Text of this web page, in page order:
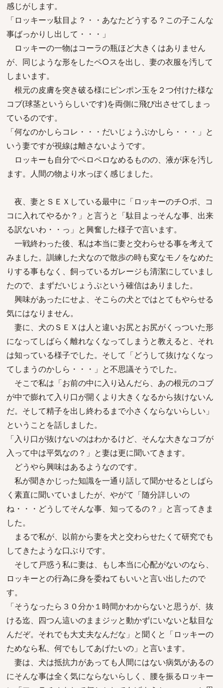
感じがします。
「ロッキーッ駄目よ？・・あなたどうする？この子こんな
事ばっかりし出して・・・」
ロッキーの一物はコーラの瓶ほど大きくはありません
が、同じような形をしたペ○スを出し、妻の衣服を汚して
しまいます。
根元の皮膚を突き破る様にピンポン玉を２つ付けた様な
コブ(球茎というらしいです)を両側に飛び出させてしまっ
ているのです。
「何なのかしらコレ・・・だいじょうぶかしら・・・」と
いう妻ですが視線は離さないようです。
ロッキーも自分でペロペロなめるものの、液が床を汚し
ます。人間の物より水っぽく感じました。
夜、妻とＳＥＸしている最中に「ロッキーのチ○ポ、コ
コに入れてやるか？」と言うと「駄目よっそんな事、出来
る訳ないわ・・っ」と興奮した様子で言います。
一戦終わった後、私は本当に妻と交わらせる事を考えて
みました。訓練した犬なので散歩の時も変なモノをなめた
りする事もなく、飼っているガレージも清潔にしていまし
たので、まずだいじょうぶという確信はありました。
興味があったにせよ、そこらの犬とではとてもやらせる
気にはなりません。
妻に、犬のＳＥＸは人と違いお尻とお尻がくっついた形
になってしばらく離れなくなってしまうと教えると、それ
は知っている様子でした。そして「どうして抜けなくなっ
てしまうのかしら・・・」と不思議そうでした。
そこで私は「お前の中に入り込んだら、あの根元のコブ
が中で膨れて入り口が開くより大きくなるから抜けないん
だ。そして精子を出し終わるまで小さくならないらしい」
ということを話しました。
「入り口が抜けないのはわかるけど、そんな大きなコブが
入って中は平気なの？」と妻は更に聞いてきます。
どうやら興味はあるようなのです。
私が聞きかじった知識を一通り話して聞かせるとしばら
く素直に聞いていましたが、やがて「随分詳しいの
ね・・・どうしてそんな事、知ってるの？」と言ってきま
した。
まるで私が、以前から妻を犬と交わらせたくて研究でも
してきたような口ぶりです。
そして戸惑う私に妻は、もし本当に心配がないのなら、
ロッキーとの行為に身を委ねてもいいと言い出したので
す。
「そうなったら３０分か１時間かわからないと思うが、抜
ける迄、四つん這いのままジッと動かずにいないと駄目な
んだぞ。それでも大丈夫なんだな」と聞くと「ロッキーの
ためなら私、何でもしてあげたいの」と言います。
妻は、犬は抵抗力があっても人間にはない病気があるの
にそんな事は全く気にならないらしく、腰を振るロッキー